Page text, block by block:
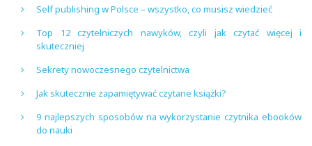
Self publishing w Polsce – wszystko, co musisz wiedzieć
Top 12 czytelniczych nawyków, czyli jak czytać więcej i
skuteczniej
Sekrety nowoczesnego czytelnictwa
Jak skutecznie zapamiętywać czytane książki?
9 najlepszych sposobów na wykorzystanie czytnika ebooków
do nauki